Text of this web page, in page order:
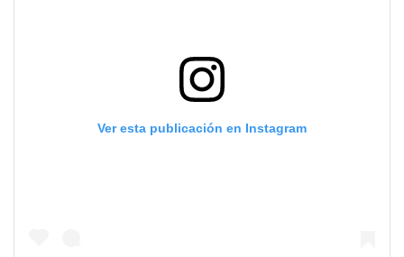
Ver esta publicación en Instagram